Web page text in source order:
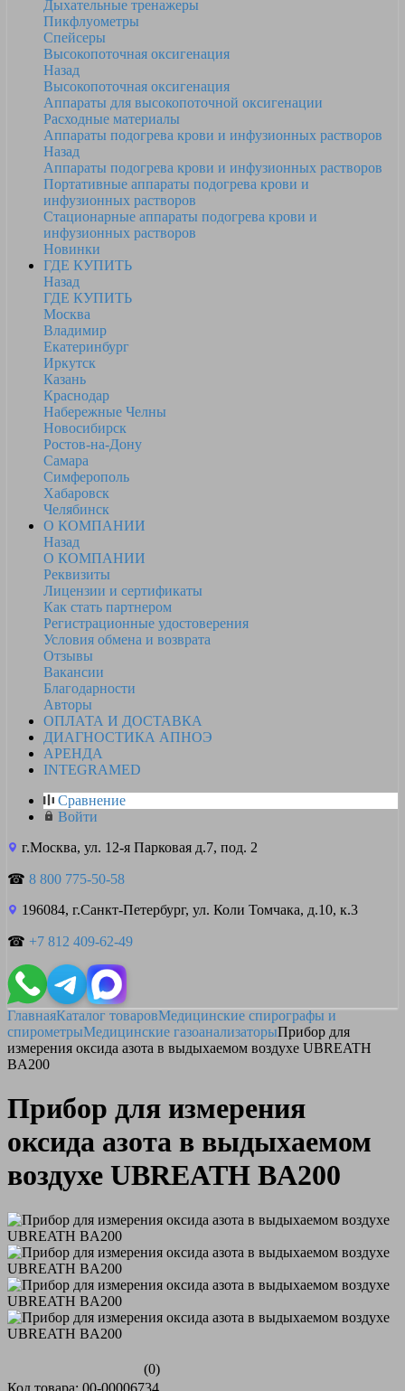
Дыхательные тренажеры
Пикфлуометры
Спейсеры
Высокопоточная оксигенация
Назад
Высокопоточная оксигенация
Аппараты для высокопоточной оксигенации
Расходные материалы
Аппараты подогрева крови и инфузионных растворов
Назад
Аппараты подогрева крови и инфузионных растворов
Портативные аппараты подогрева крови и
инфузионных растворов
Стационарные аппараты подогрева крови и
инфузионных растворов
Новинки
ГДЕ КУПИТЬ
Назад
ГДЕ КУПИТЬ
Москва
Владимир
Екатеринбург
Иркутск
Казань
Краснодар
Набережные Челны
Новосибирск
Ростов-на-Дону
Самара
Симферополь
Хабаровск
Челябинск
О КОМПАНИИ
Назад
О КОМПАНИИ
Реквизиты
Лицензии и сертификаты
Как стать партнером
Регистрационные удостоверения
Условия обмена и возврата
Отзывы
Вакансии
Благодарности
Авторы
ОПЛАТА И ДОСТАВКА
ДИАГНОСТИКА АПНОЭ
АРЕНДА
INTEGRAMED
Сравнение
Войти
г.Москва, ул. 12-я Парковая д.7, под. 2
☎ 8 800 775-50-58
196084, г.Санкт-Петербург, ул. Коли Томчака, д.10, к.3
☎ +7 812 409-62-49
ГлавнаяКаталог товаровМедицинские спирографы и
спирометрыМедицинские газоанализаторыПрибор для
измерения оксида азота в выдыхаемом воздухе UBREATH
BA200
Прибор для измерения
оксида азота в выдыхаемом
воздухе UBREATH BA200
(0)
Код товара: 00-00006734